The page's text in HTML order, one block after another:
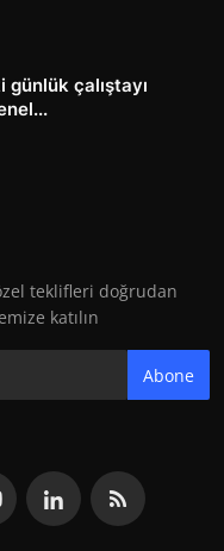
günlük çalıştayı
teklifleri doğrudan
katılın
Abone